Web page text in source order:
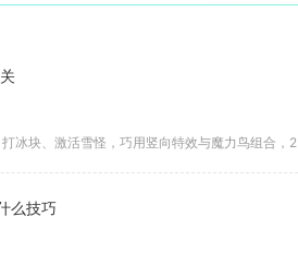
冰块、激活雪怪，巧用竖向特效与魔力鸟组合，
么技巧